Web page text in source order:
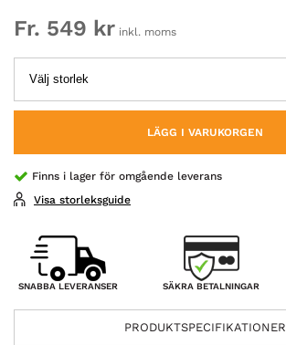
Fr. 549 kr inkl. moms
LÄGG I VARUKORGEN
Finns i lager för omgående leverans
Visa storleksguide
SNABBA LEVERANSER SÄKRA BETALNINGAR
PRODUKTSPECIFIKATIONER